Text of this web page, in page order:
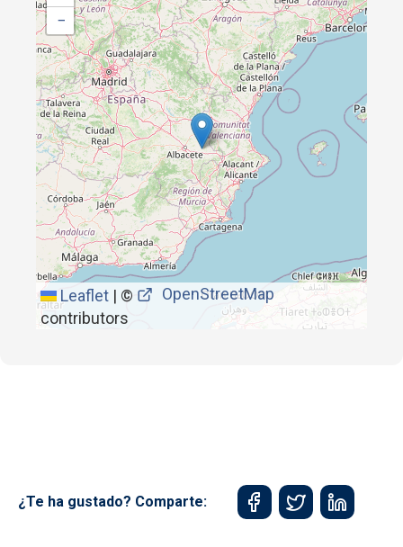
−
Leaflet | ©
OpenStreetMap
contributors
¿Te ha gustado? Comparte: